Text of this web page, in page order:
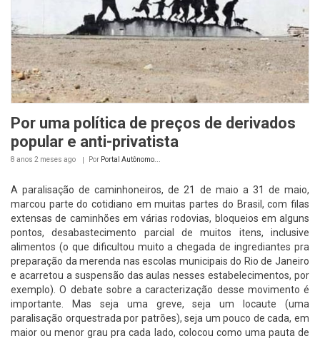
Por uma política de preços de derivados
popular e anti-privatista
8 anos 2 meses ago Por Portal Autônomo...
A paralisação de caminhoneiros, de 21 de maio a 31 de maio,
marcou parte do cotidiano em muitas partes do Brasil, com filas
extensas de caminhões em várias rodovias, bloqueios em alguns
pontos, desabastecimento parcial de muitos itens, inclusive
alimentos (o que dificultou muito a chegada de ingrediantes pra
preparação da merenda nas escolas municipais do Rio de Janeiro
e acarretou a suspensão das aulas nesses estabelecimentos, por
exemplo). O debate sobre a caracterização desse movimento é
importante. Mas seja uma greve, seja um locaute (uma
paralisação orquestrada por patrões), seja um pouco de cada, em
maior ou menor grau pra cada lado, colocou como uma pauta de